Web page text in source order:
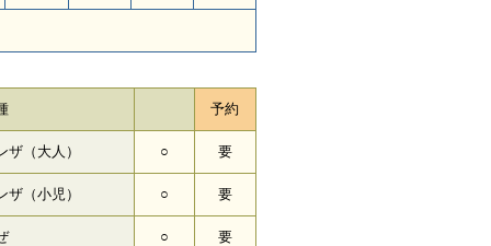
予約
（大人） ○ 要
（小児） ○ 要
○ 要